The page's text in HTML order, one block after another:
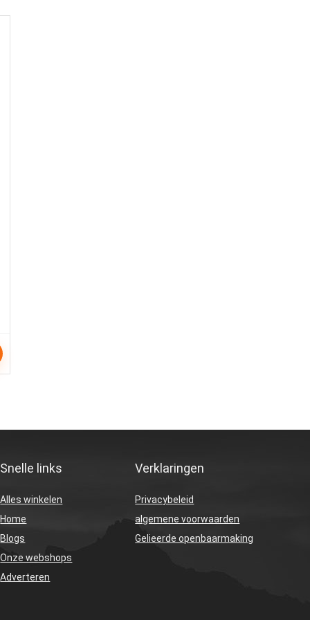
Snelle links
Alles winkelen
Home
Blogs
Onze webshops
Adverteren
Verklaringen
Privacybeleid
algemene voorwaarden
Gelieerde openbaarmaking